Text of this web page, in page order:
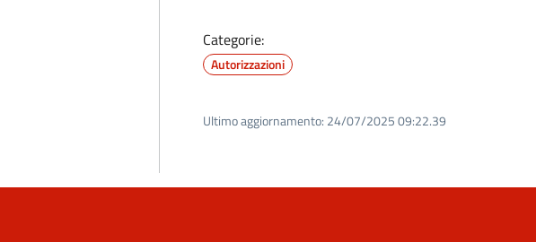
Categorie:
Autorizzazioni
Ultimo aggiornamento: 24/07/2025 09:22.39